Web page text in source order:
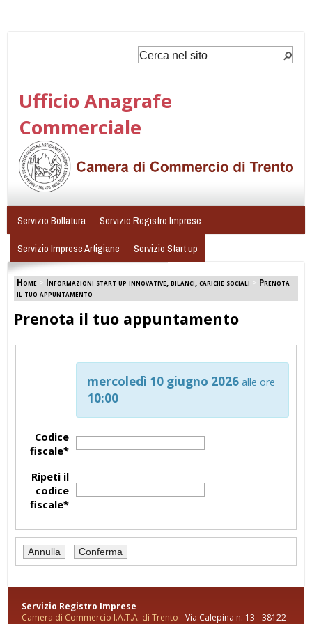
Ufficio Anagrafe
Commerciale
Servizio Bollatura
Servizio Registro Imprese
Servizio Imprese Artigiane
Servizio Start up
Home > Informazioni start up innovative, bilanci, cariche sociali > Prenota
il tuo appuntamento
Prenota il tuo appuntamento
mercoledì 10 giugno 2026 alle ore
10:00
Codice
fiscale*
Ripeti il
codice
fiscale*
Servizio Registro Imprese
Camera di Commercio I.A.T.A. di Trento - Via Calepina n. 13 - 38122